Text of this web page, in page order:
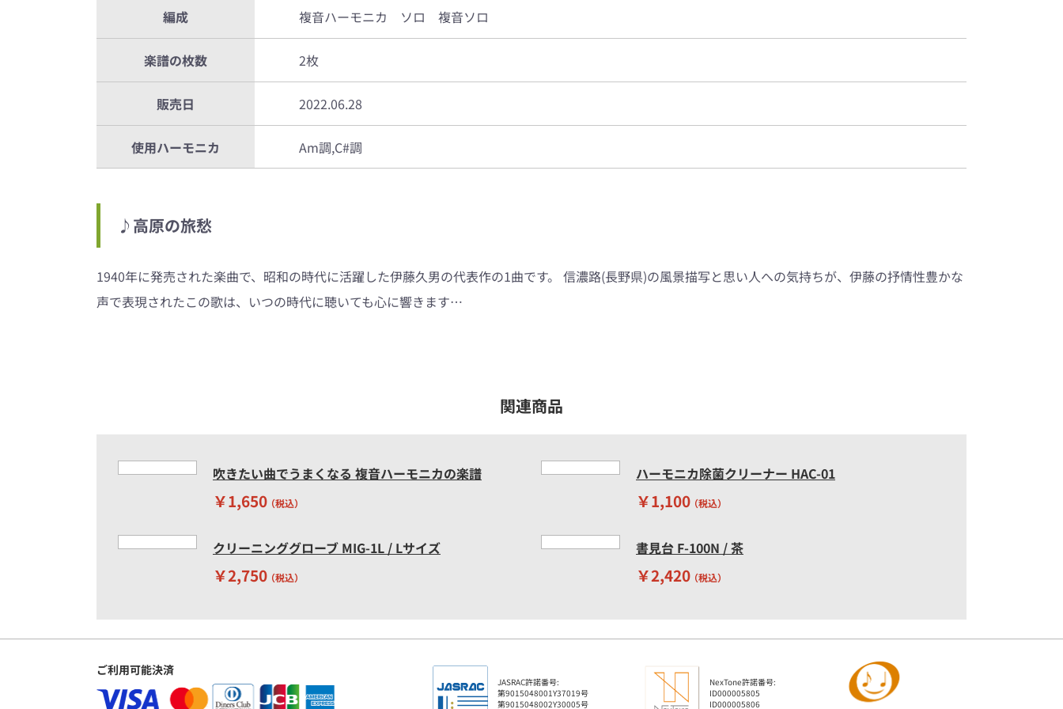
編成 複音ハーモニカ ソロ 複音ソロ
楽譜の枚数 2枚
販売日 2022.06.28
使用ハーモニカ Am調,C#調
♪高原の旅愁
1940年に発売された楽曲で、昭和の時代に活躍した伊藤久男の代表作の1曲です。 信濃路(長野県)の風景描写と思い人への気持ちが、伊藤の抒情性豊かな
声で表現されたこの歌は、いつの時代に聴いても心に響きます…
関連商品
吹きたい曲でうまくなる 複音ハーモニカの楽譜
￥1,650（税込）
ハーモニカ除菌クリーナー HAC-01
￥1,100（税込）
クリーニンググローブ MIG-1L / Lサイズ
￥2,750（税込）
書見台 F-100N / 茶
￥2,420（税込）
ご利用可能決済
JASRAC許諾番号:
第9015048001Y37019号
第9015048002Y30005号
NexTone許諾番号:
ID000005805
ID000005806